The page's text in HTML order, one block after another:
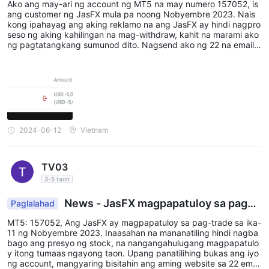
amumuhunan
Ako ang may-ari ng account ng MT5 na may numero 157052, is
ang customer ng JasFX mula pa noong Nobyembre 2023. Nais
kong ipahayag ang aking reklamo na ang JasFX ay hindi nagpro
seso ng aking kahilingan na mag-withdraw, kahit na marami ako
ng pagtatangkang sumunod dito. Nagsend ako ng 22 na email s
ugunan ng JasFX ang aking kahilingan. Sa kabila ng aking patul
oy na paalala at pagpapahalaga sa kahalagahan ng isyung ito, a
ng JasFX ay tumugon lamang sa pamamagitan ng "pagkilala sa
problema" at sinabing "imbestigahan ang impormasyon at magb
ibigay ng tugon sa lalong madaling panahon", ngunit hindi nagbi
ng aking kahilingan upang mapagsamantalahan ang mga ari-ari
an ng mga mamumuhunan. Ang pagkabigo ng JasFX na iproses
Ako ay nagdusa ng mga pagkalugi dahil hindi ako makapagpatu
loy sa pag-trade, at ako rin ay nagkaroon ng mga suliranin sa ak
ing pang-araw-araw na gastusin. Ang pagkaantala o pagtanggi
na iproseso ang mga order ng withdrawal ay hindi lamang lumal
abag sa mga pangako ng JasFX sa mga mamumuhunan, kundi
nagpapalubha rin ng kawalan ng tiwala ng komunidad sa pamilih
an ng pinansyal. Hinihikayat ko ang lahat ng mayroon, mayroon
2024-06-12 Vietnam
TV03
3-5 taon
Paglalahad
News - JasFX magpapatuloy sa pagka
lakal sa futures market
MT5: 157052, Ang JasFX ay magpapatuloy sa pag-trade sa ika-
11 ng Nobyembre 2023. Inaasahan na mananatiling hindi nagba
bago ang presyo ng stock, na nangangahulugang magpapatulo
y itong tumaas ngayong taon. Upang panatilihing bukas ang iyo
ng account, mangyaring bisitahin ang aming website sa 22 email